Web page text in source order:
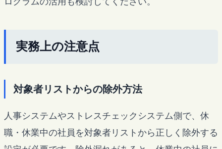
実務上の注意点
対象者リストからの除外方法
人事システムやストレスチェックシステム側で、休
職・休業中の社員を対象者リストから正しく除外する